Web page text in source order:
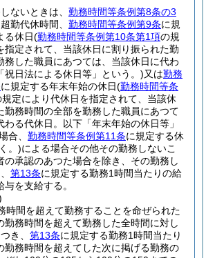
ないときは、 勤務時間等条例第8条の3
勤代休時間、 勤務時間等条例第9条に規
る休日(勤務時間等条例第10条第1項の規
指定されて、当該休日に割り振られた勤
務した職員にあつては、当該休日に代わ
祝日法による休日等」という。)又は勤務
に規定する年末年始の休日(勤務時間等条
規定により代休日を指定されて、当該休
勤務時間の全部を勤務した職員にあつて
わる代休日。以下「年末年始の休日等」
合、 勤務時間等条例第11条に規定する休
。)による場合その他その勤務しないこ
の承認のあつた場合を除き、その勤務し
第13条に規定する勤務1時間当たりの給
を支給する。
時間を超えて勤務することを命ぜられた
勤務時間を超えて勤務した全時間に対し
き、 第13条に規定する勤務1時間当たり
勤務時間を超えてした次に掲げる勤務の